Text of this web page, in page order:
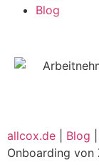
Blog
allcox.de Blog
Onboarding